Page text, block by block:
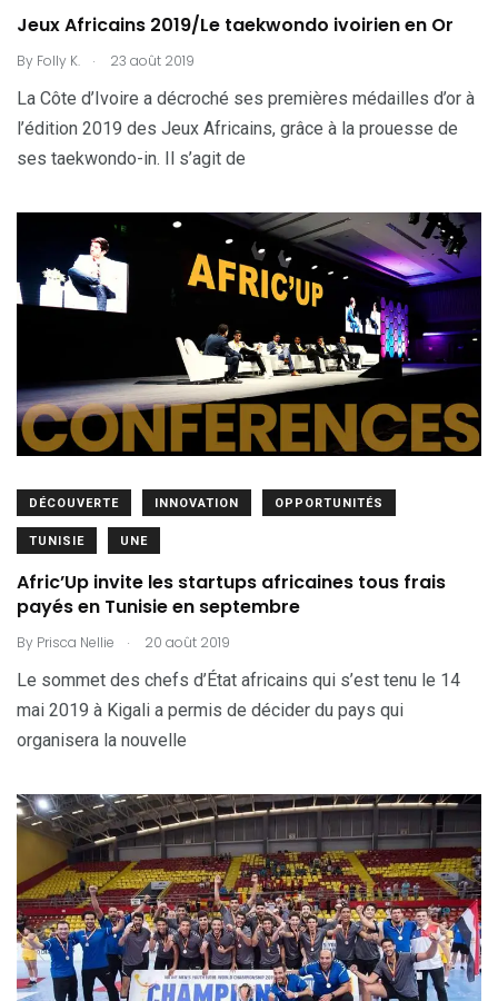
Jeux Africains 2019/Le taekwondo ivoirien en Or
By Folly K. . 23 août 2019
La Côte d’Ivoire a décroché ses premières médailles d’or à
l’édition 2019 des Jeux Africains, grâce à la prouesse de
ses taekwondo-in. Il s’agit de
DÉCOUVERTE INNOVATION OPPORTUNITÉS
TUNISIE UNE
Afric’Up invite les startups africaines tous frais
payés en Tunisie en septembre
By Prisca Nellie . 20 août 2019
Le sommet des chefs d’État africains qui s’est tenu le 14
mai 2019 à Kigali a permis de décider du pays qui
organisera la nouvelle